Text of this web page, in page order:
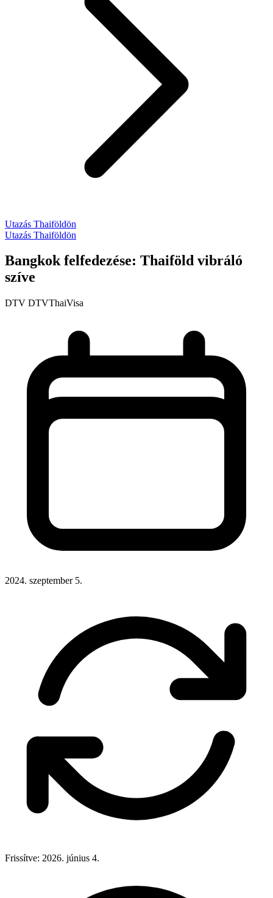
Utazás Thaiföldön
Utazás Thaiföldön
Bangkok felfedezése: Thaiföld vibráló
szíve
DTV DTVThaiVisa
2024. szeptember 5.
Frissítve: 2026. június 4.